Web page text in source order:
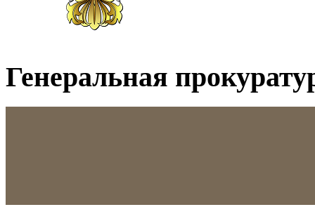
Генеральная